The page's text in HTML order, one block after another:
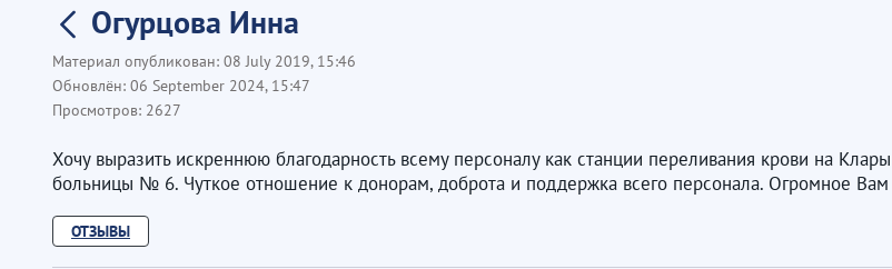
Огурцова Инна
Материал опубликован: 08 July 2019, 15:46
Обновлён: 06 September 2024, 15:47
Просмотров: 2627
Хочу выразить искреннюю благодарность всему персоналу как станции переливания крови на
больницы № 6. Чуткое отношение к донорам, доброта и поддержка всего персонала. Огромное Вам
ОТЗЫВЫ